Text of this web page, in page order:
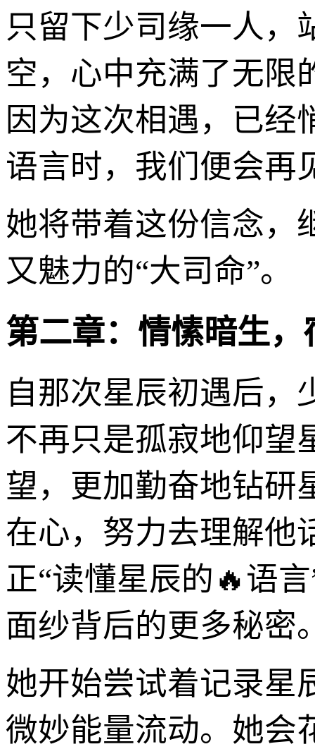
只留下少司缘一人，
空，心中充满了无限
因为这次相遇，已经
语言时，我们便会再
她将带着这份信念，
又魅力的“大司命”。
第二章：情愫暗生，
自那次星辰初遇后，
不再只是孤寂地仰望
望，更加勤奋地钻研
在心，努力去理解他
正“读懂星辰的🔥语
面纱背后的更多秘密
她开始尝试着记录星
微妙能量流动。她会